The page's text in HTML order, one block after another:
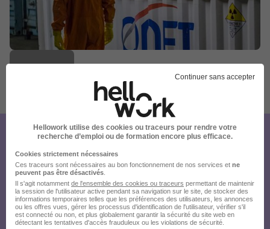
Publiée le 16/07/2026 - Réf : 2025-12486
Créez votre compte Hellowork et
envoyez votre candidature !
Continuer sans accepter
Hellowork utilise des cookies ou traceurs pour rendre votre
recherche d’emploi ou de formation encore plus efficace.
Cookies strictement nécessaires
Ces traceurs sont nécessaires au bon fonctionnement de nos services et ne
peuvent pas être désactivés
Il s'agit notamment de l'ensemble des cookies ou traceurs permettant de maintenir
la session de l'utilisateur active pendant sa navigation sur le site, de stocker des
informations temporaires telles que les préférences des utilisateurs, les annonces
ou les offres vues, gérer les processus d'identification de l'utilisateur, vérifier s'il
est connecté ou non, et plus globalement garantir la sécurité du site web en
détectant les tentatives d'accès frauduleux ou les violations de sécurité.